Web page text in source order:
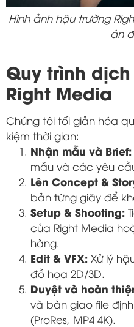
Hình ảnh hậu trường
án
Quy trình
Right Media
Chúng tôi tối giản hóa
kiệm thời gian:
Nhận mẫu và Brief:
mẫu và các yêu
Lên Concept &
bản từng giây để
Setup & Shooting:
của Right Media
hàng.
Edit & VFX: Xử lý
đồ họa 2D/3D.
Duyệt và hoàn
và bàn giao file
(ProRes, MP4 4K).